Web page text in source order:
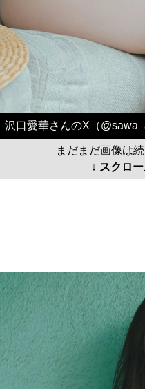
沢口愛華さんのX（
まだまだ画像は
↓ スクロ